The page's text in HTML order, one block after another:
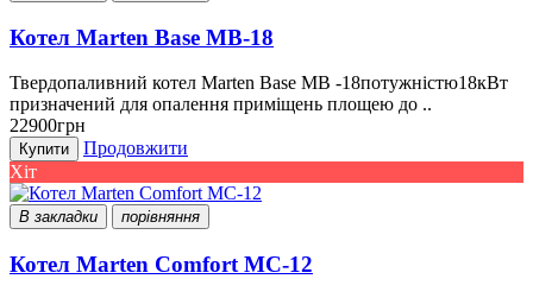
Котел Marten Base MB-18
Твердопаливний котел Marten Base MB -18потужністю18кВт
призначений для опалення приміщень площею до ..
22900грн
Купити
Продовжити
Хіт
В закладки порівняння
Котел Marten Comfort MC-12